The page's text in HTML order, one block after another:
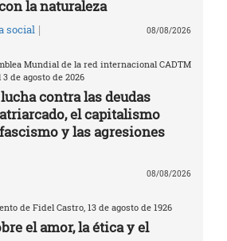
la naturaleza
social | 08/08/2026
Mundial de la red internacional CADTM
de agosto de 2026
contra las deudas
el capitalismo
y las agresiones
08/08/2026
de Fidel Castro, 13 de agosto de 1926
el amor, la ética y el